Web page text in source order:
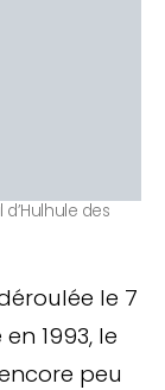
des
le 7
1993, le
peu